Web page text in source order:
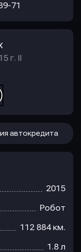
71
г. II
автокредита
2015
Робот
112 884 км.
1.8 л